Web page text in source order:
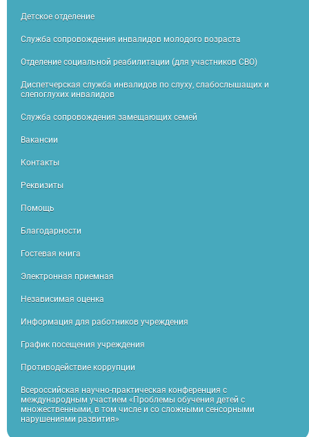
Детское отделение
Служба сопровождения инвалидов молодого возраста
Отделение социальной реабилитации (для участников СВО)
Диспетчерская служба инвалидов по слуху, слабослышащих и
слепоглухих инвалидов
Служба сопровождения замещающих семей
Вакансии
Контакты
Реквизиты
Помощь
Благодарности
Гостевая книга
Электронная приемная
Независимая оценка
Информация для работников учреждения
График посещения учреждения
Противодействие коррупции
Всероссийская научно-практическая конференция с
международным участием «Проблемы обучения детей с
множественными, в том числе и со сложными сенсорными
нарушениями развития»